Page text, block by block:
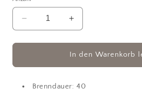
Verringere
die
Menge
Kaschmir
Erhöhe
die
Menge
für
Kaschmir
In den Warenkorb
Brenndauer: 40